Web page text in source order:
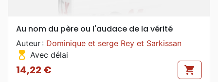
Au nom du père ou l'audace de la vérité
Auteur : Dominique et serge Rey et Sarkissan
hourglass_top Avec délai
Prix
14,22 € shopping_cart